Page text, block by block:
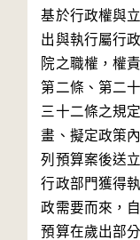
基於行政權與
出與執行屬行
院之職權，權
第二條、第二
三十二條之規
畫、擬定政策
列預算案後送
行政部門獲得
政需要而來，
預算在歲出部